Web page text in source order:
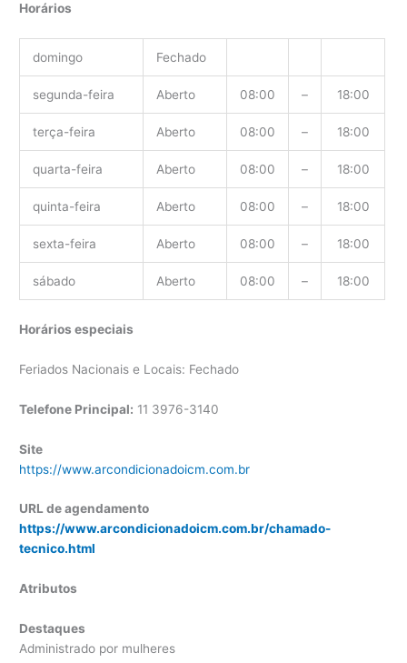
Horários
domingo Fechado
segunda-feira Aberto 08:00 – 18:00
terça-feira Aberto 08:00 – 18:00
quarta-feira Aberto 08:00 – 18:00
quinta-feira Aberto 08:00 – 18:00
sexta-feira Aberto 08:00 – 18:00
sábado Aberto 08:00 – 18:00
Horários especiais
Feriados Nacionais e Locais: Fechado
Telefone Principal: 11 3976-3140
Site
https://www.arcondicionadoicm.com.br
URL de agendamento
https://www.arcondicionadoicm.com.br/chamado-
tecnico.html
Atributos
Destaques
Administrado por mulheres